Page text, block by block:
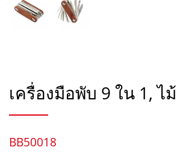
เครื่องมือพับ 9 ใน 1, ไม้
BB50018